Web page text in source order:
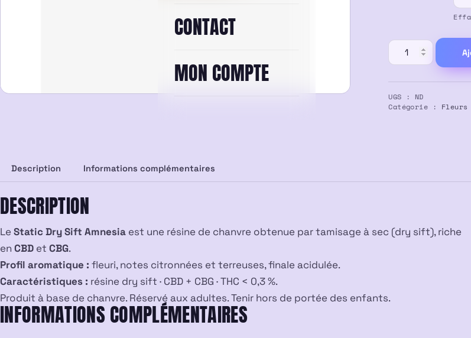
CONTACT
MON COMPTE
quantité
de
DRY
SIFT
UGS : ND
Catégorie : Fleurs
Description Informations complémentaires
DESCRIPTION
Le Static Dry Sift Amnesia est une résine de chanvre obtenue par tamisage à sec (dry sift), riche
en CBD et CBG.
Profil aromatique : fleuri, notes citronnées et terreuses, finale acidulée.
Caractéristiques : résine dry sift · CBD + CBG · THC < 0,3 %.
Produit à base de chanvre. Réservé aux adultes. Tenir hors de portée des enfants.
INFORMATIONS COMPLÉMENTAIRES